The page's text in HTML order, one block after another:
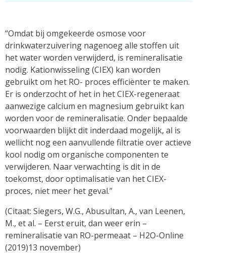
“Omdat bij omgekeerde osmose voor
drinkwaterzuivering nagenoeg alle stoffen uit
het water worden verwijderd, is remineralisatie
nodig. Kationwisseling (CIEX) kan worden
gebruikt om het RO- proces efficiënter te maken.
Er is onderzocht of het in het CIEX-regeneraat
aanwezige calcium en magnesium gebruikt kan
worden voor de remineralisatie. Onder bepaalde
voorwaarden blijkt dit inderdaad mogelijk, al is
wellicht nog een aanvullende filtratie over actieve
kool nodig om organische componenten te
verwijderen. Naar verwachting is dit in de
toekomst, door optimalisatie van het CIEX-
proces, niet meer het geval.”
(Citaat: Siegers, W.G., Abusultan, A., van Leenen,
M., et al. – Eerst eruit, dan weer erin –
remineralisatie van RO-permeaat – H2O-Online
(2019)13 november)